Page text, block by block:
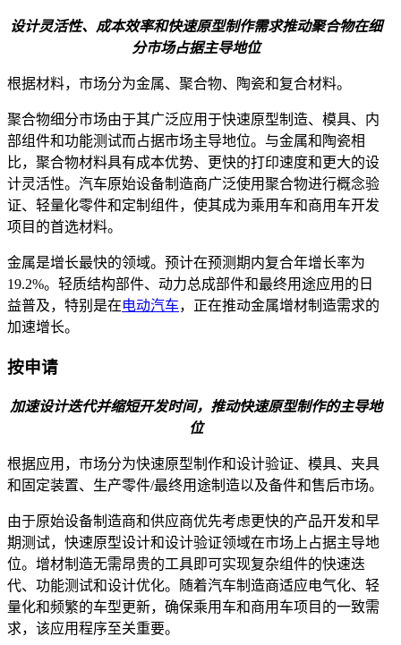
设计灵活性、成本效率和快速原型制作需求推动聚合物在细
分市场占据主导地位
根据材料，市场分为金属、聚合物、陶瓷和复合材料。
聚合物细分市场由于其广泛应用于快速原型制造、模具、内
部组件和功能测试而占据市场主导地位。与金属和陶瓷相
比，聚合物材料具有成本优势、更快的打印速度和更大的设
计灵活性。汽车原始设备制造商广泛使用聚合物进行概念验
证、轻量化零件和定制组件，使其成为乘用车和商用车开发
项目的首选材料。
金属是增长最快的领域。预计在预测期内复合年增长率为
19.2%。轻质结构部件、动力总成部件和最终用途应用的日
益普及，特别是在电动汽车，正在推动金属增材制造需求的
加速增长。
按申请
加速设计迭代并缩短开发时间，推动快速原型制作的主导地
位
根据应用，市场分为快速原型制作和设计验证、模具、夹具
和固定装置、生产零件/最终用途制造以及备件和售后市场。
由于原始设备制造商和供应商优先考虑更快的产品开发和早
期测试，快速原型设计和设计验证领域在市场上占据主导地
位。增材制造无需昂贵的工具即可实现复杂组件的快速迭
代、功能测试和设计优化。随着汽车制造商适应电气化、轻
量化和频繁的车型更新，确保乘用车和商用车项目的一致需
求，该应用程序至关重要。